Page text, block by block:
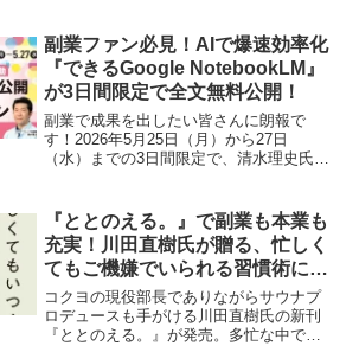
ワード「MOOTOON AWARD Season
1」も開催決定。副業で漫画家を目指すク
リエイターにとって、新たなチャンスが
到来です！
副業ファン必見！AIで爆速効率化
『できるGoogle NotebookLM』
が3日間限定で全文無料公開！
副業で成果を出したい皆さんに朗報で
す！2026年5月25日（月）から27日
（水）までの3日間限定で、清水理史氏の
全文無料公開されます。AIを活用した業
務効率化のコツが満載で、あなたの副業
を次のレベルへ押し上げるチャンスで
す。
『ととのえる。』で副業も本業も
充実！川田直樹氏が贈る、忙しく
てもご機嫌でいられる習慣術に副
業ファンも注目！
コクヨの現役部長でありながらサウナプ
ロデュースも手がける川田直樹氏の新刊
『ととのえる。』が発売。多忙な中でも